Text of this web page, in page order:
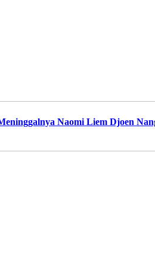
Naomi Liem Djoen